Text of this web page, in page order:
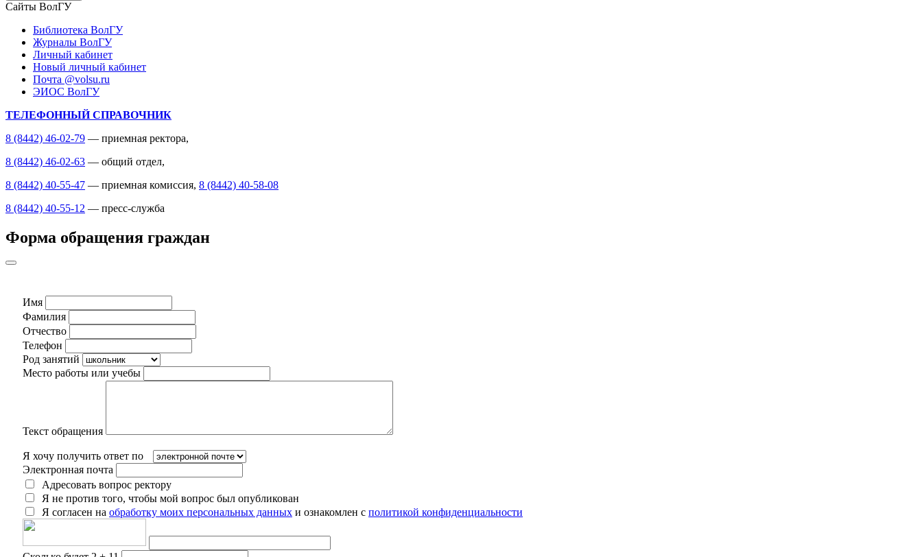
Сайты ВолГУ
Библиотека ВолГУ
Журналы ВолГУ
Личный кабинет
Новый личный кабинет
Почта @volsu.ru
ЭИОС ВолГУ
ТЕЛЕФОННЫЙ СПРАВОЧНИК
8 (8442) 46-02-79 — приемная ректора,
8 (8442) 46-02-63 — общий отдел,
8 (8442) 40-55-47 — приемная комиссия, 8 (8442) 40-58-08
8 (8442) 40-55-12 — пресс-служба
Форма обращения граждан
Имя
Фамилия
Отчество
Телефон
Род занятий
Место работы или учебы
Текст обращения
Я хочу получить ответ по
Электронная почта
Адресовать вопрос ректору
Я не против того, чтобы мой вопрос был опубликован
Я согласен на обработку моих персональных данных и ознакомлен с политикой конфиденциальности